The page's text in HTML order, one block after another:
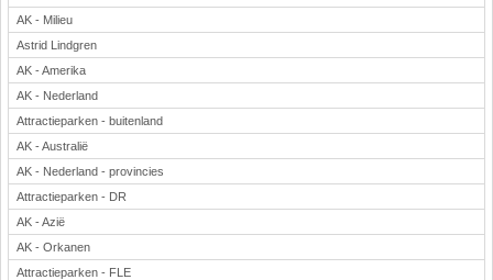
AK - Milieu
Astrid Lindgren
AK - Amerika
AK - Nederland
Attractieparken - buitenland
AK - Australië
AK - Nederland - provincies
Attractieparken - DR
AK - Azië
AK - Orkanen
Attractieparken - FLE